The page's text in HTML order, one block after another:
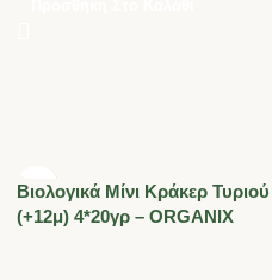
Βιολογικά Μίνι Κράκερ Τυριού
(+12μ) 4*20γρ – ORGANIX